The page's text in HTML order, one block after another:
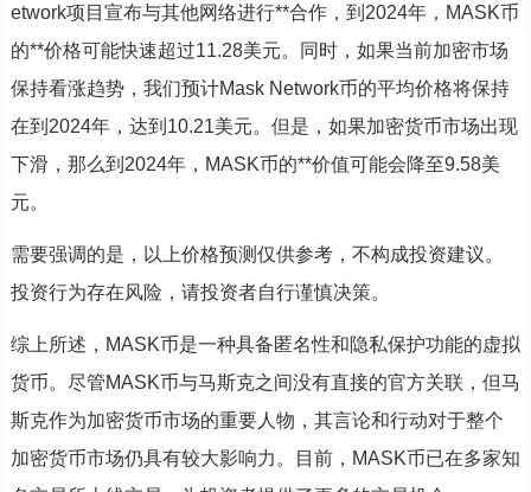
etwork项目宣布与其他网络进行**合作，到2024年，MASK币
的**价格可能快速超过11.28美元。同时，如果当前加密市场
保持看涨趋势，我们预计Mask Network币的平均价格将保持
在到2024年，达到10.21美元。但是，如果加密货币市场出现
下滑，那么到2024年，MASK币的**价值可能会降至9.58美
元。
需要强调的是，以上价格预测仅供参考，不构成投资建议。
投资行为存在风险，请投资者自行谨慎决策。
综上所述，MASK币是一种具备匿名性和隐私保护功能的虚拟
货币。尽管MASK币与马斯克之间没有直接的官方关联，但马
斯克作为加密货币市场的重要人物，其言论和行动对于整个
加密货币市场仍具有较大影响力。目前，MASK币已在多家知